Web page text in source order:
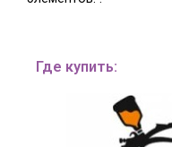
Где купить: